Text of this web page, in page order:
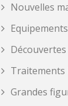
Nouvelles
Traitements
Grandes